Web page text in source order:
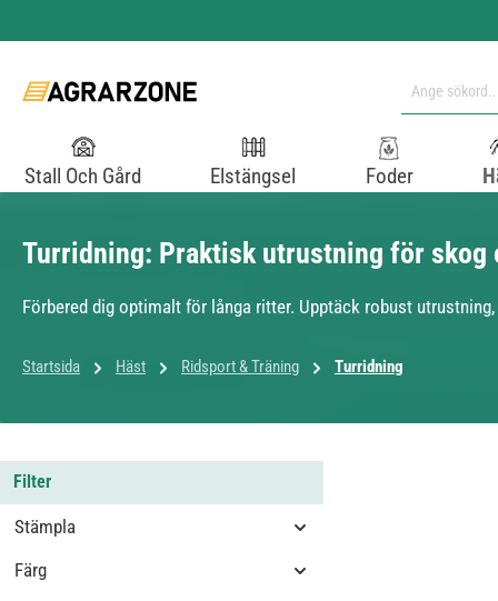
Stall Och Gård Elstängsel Foder
Turridning: Praktisk utrustning för skog
Förbered dig optimalt för långa ritter. Upptäck robust
Startsida Häst Ridsport & Träning Turridning
Filter
Stämpla
Färg